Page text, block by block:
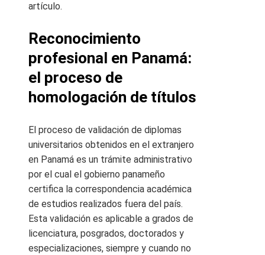
artículo.
Reconocimiento
profesional en Panamá:
el proceso de
homologación de títulos
El proceso de validación de diplomas
universitarios obtenidos en el extranjero
en Panamá es un trámite administrativo
por el cual el gobierno panameño
certifica la correspondencia académica
de estudios realizados fuera del país.
Esta validación es aplicable a grados de
licenciatura, posgrados, doctorados y
especializaciones, siempre y cuando no